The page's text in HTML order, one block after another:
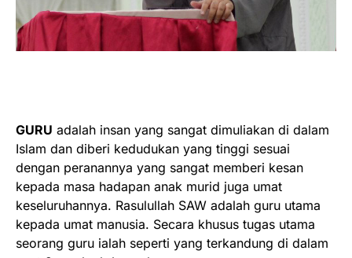
GURU adalah insan yang sangat dimuliakan di dalam
Islam dan diberi kedudukan yang tinggi sesuai
dengan peranannya yang sangat memberi kesan
kepada masa hadapan anak murid juga umat
keseluruhannya. Rasulullah SAW adalah guru utama
kepada umat manusia. Secara khusus tugas utama
seorang guru ialah seperti yang terkandung di dalam